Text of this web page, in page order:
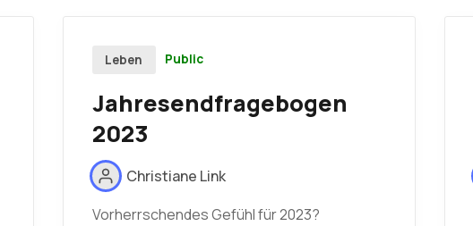
Leben Public
Jahresendfragebogen
2023
Christiane Link
Vorherrschendes Gefühl für 2023?